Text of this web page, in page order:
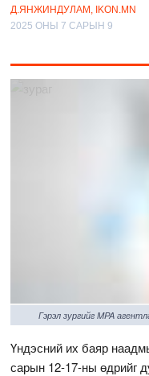
Д.ЯНЖИНДУЛАМ, IKON.MN
2025 ОНЫ 7 САРЫН 9
Гэрэл зургийг MPA
Үндэсний их баяр
сарын 12-17-ны өдрийг